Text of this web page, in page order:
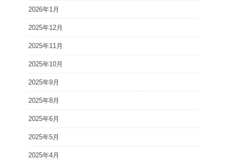
2026年1月
2025年12月
2025年11月
2025年10月
2025年9月
2025年8月
2025年6月
2025年5月
2025年4月